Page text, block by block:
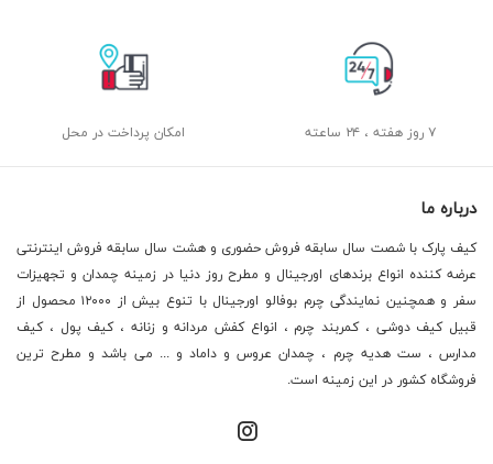
۷ روز هفته ، ۲۴ ساعته امکان پرداخت در محل
درباره ما
کیف پارک با شصت سال سابقه فروش حضوری و هشت سال سابقه فروش اینترنتی
عرضه کننده انواع برندهای اورجینال و مطرح روز دنیا در زمینه چمدان و تجهیزات
سفر و همچنین نمایندگی چرم بوفالو اورجینال با تنوع بیش از ۱۲۰۰۰ محصول از
قبیل کیف دوشی ، کمربند چرم ، انواع کفش مردانه و زنانه ، کیف پول ، کیف
مدارس ، ست هدیه چرم ، چمدان عروس و داماد و ... می باشد و مطرح ترین
فروشگاه کشور در این زمینه است.